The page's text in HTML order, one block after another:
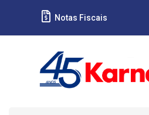
Notas Fiscais